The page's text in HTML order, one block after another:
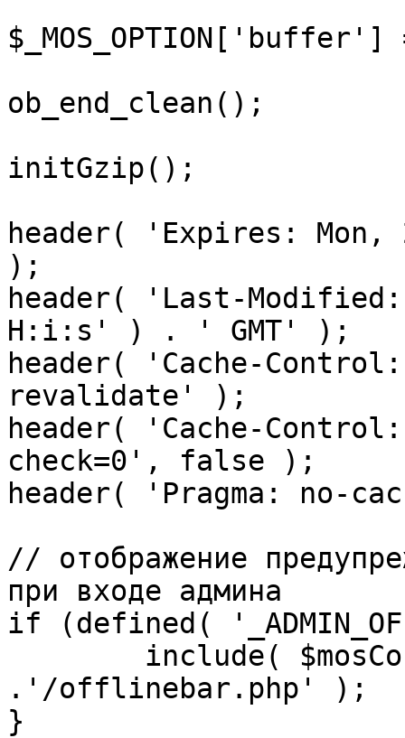
ob_end_clean();
initGzip();
header( 'Expires: Mon,
);
header( 'Last-
H:i:s' ) . ' GMT' );
header( 'Cache-
revalidate' );
header( 'Cache-
check=0', false );
header( 'Pragma: no-
// отображение
при входе админа
if (defined(
.'/offlinebar.php' );
}